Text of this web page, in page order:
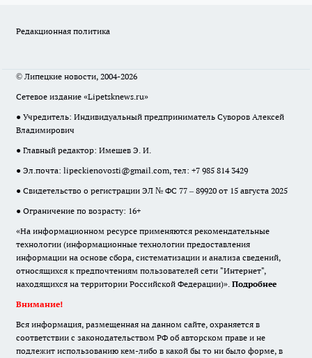
Редакционная политика
© Липецкие новости, 2004-2026
Сетевое издание «Lipetsknews.ru»
● Учредитель: Индивидуальный предприниматель Суворов Алексей
Владимирович
● Главный редактор: Имешев Э. И.
● Эл.почта: lipeckienovosti@gmail.com, тел: +7 985 814 3429
● Свидетельство о регистрации ЭЛ № ФС 77 – 89920 от 15 августа 2025
● Ограничение по возрасту: 16+
«На информационном ресурсе применяются рекомендательные
технологии (информационные технологии предоставления
информации на основе сбора, систематизации и анализа сведений,
относящихся к предпочтениям пользователей сети "Интернет",
находящихся на территории Российской Федерации)». Подробнее
Внимание!
Вся информация, размещенная на данном сайте, охраняется в
соответствии с законодательством РФ об авторском праве и не
подлежит использованию кем-либо в какой бы то ни было форме, в